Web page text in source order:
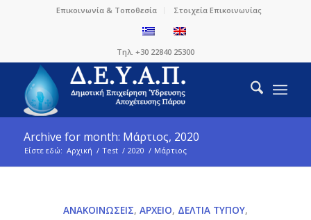
Επικοινωνία & Τοποθεσία Στοιχεία Επικοινωνίας
Τηλ. +30 22840 25300
Archive for month: Μάρτιος, 2020
Είστε εδώ: Αρχική / Test / 2020 / Μάρτιος
ΑΝΑΚΟΙΝΏΣΕΙΣ, ΑΡΧΕΊΟ, ΔΕΛΤΊΑ ΤΎΠΟΥ,